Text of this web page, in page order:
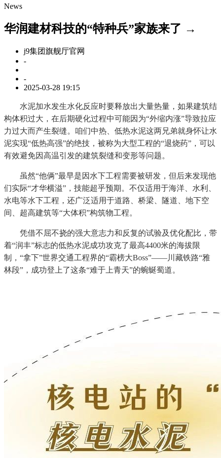
News
华润建材科技的“特种兵”家族来了 →
j9集团旗舰厅官网
-
-
2025-03-28 19:15
水泥加水发生水化反应时要释放出大量热量，如果建筑结
构体积过大，在后期硬化过程中可能因为“外缩内涨”导致拉应
力过大而产生裂缝。咱们中热、低热水泥这两兄弟就身怀让水
泥实现“低热高强”的绝技，被称为大型工程的“退烧药”，可以
有效避免因高温引发的建筑裂缝和变形等问题。
虽然“他俩”最早是因水下工程需要被研发，但后来发现他
们实际“才华横溢”，技能超乎预期。不仅适用于海洋、水利、
水电等水下工程，还广泛适用于道路、桥梁、隧道、地下空
间、超高建筑等“大体积”构筑物工程。
凭借不屈不挠的强大意志力和反复的试验及优化配比，带
着“润丰”标志的低热水泥成功攻克了最高4400米的海拔限
制，“拿下”世界交通工程界的“霸榜大Boss”——川藏铁路“雅
林段”，成功登上了这条“难于上青天”的蜿蜒蜀道。